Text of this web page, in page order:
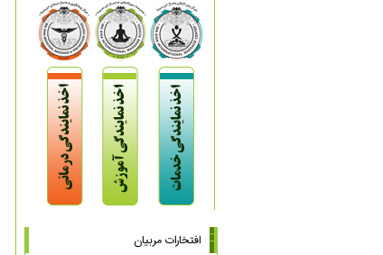
افتخارات مربیان